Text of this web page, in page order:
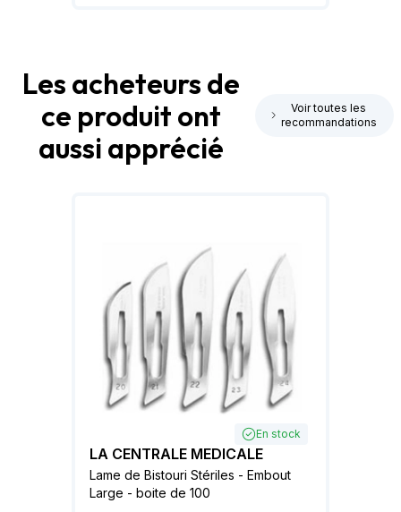
Les acheteurs de
ce produit ont
aussi apprécié
Voir toutes les
recommandations
En stock
LA CENTRALE MEDICALE
Lame de Bistouri Stériles - Embout
Large - boite de 100